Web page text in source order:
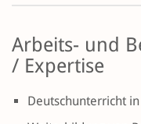
Arbeits- und
/ Expertise
Deutschunterricht